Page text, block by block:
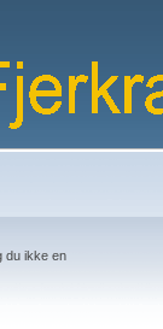
du ikke en